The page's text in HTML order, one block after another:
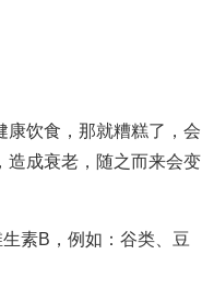
饮食，那就糟糕了，会
造成衰老，随之而来会变
素B，例如：谷类、豆